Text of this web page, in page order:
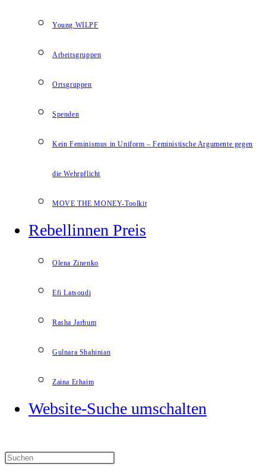
Young WILPF
Arbeitsgruppen
Ortsgruppen
Spenden
Kein Feminismus in Uniform – Feministische Argumente gegen
die Wehrpflicht
MOVE THE MONEY-Toolkit
Rebellinnen Preis
Olena Zinenko
Efi Latsoudi
Rasha Jarhum
Gulnara Shahinian
Zaina Erhaim
Website-Suche umschalten